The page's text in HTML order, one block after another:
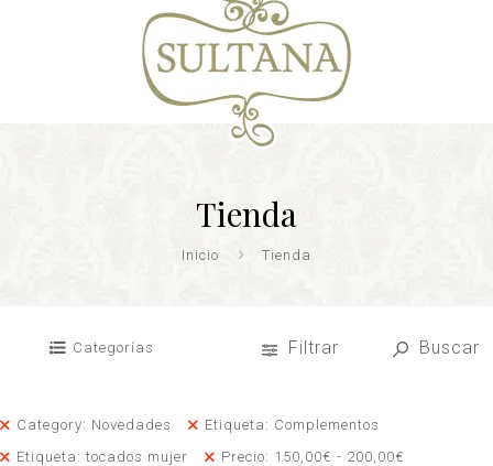
Tienda
Inicio Tienda
Categorías Filtrar Buscar
Category: Novedades
Etiqueta: Complementos
Etiqueta: tocados mujer
Precio: 150,00€ - 200,00€